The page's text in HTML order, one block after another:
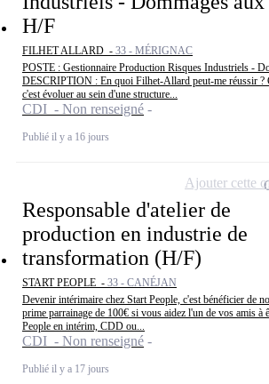
H/F
FILHET ALLARD - 33 - MÉRIGNAC
POSTE : Gestionnaire Production Risques Industriels -
DESCRIPTION : En quoi Filhet-Allard peut-me réussir
c'est évoluer au sein d'une structure...
CDI - Non renseigné
Publié il y a 16 jours
Responsable d'atelier de
production en industrie de
transformation (H/F)
START PEOPLE - 33 - CANÉJAN
Devenir intérimaire chez Start People, c'est bénéficier de
prime parrainage de 100€ si vous aidez l'un de vos amis à
People en intérim, CDD ou...
CDI - Non renseigné
Publié il y a 17 jours
Ajouter cette